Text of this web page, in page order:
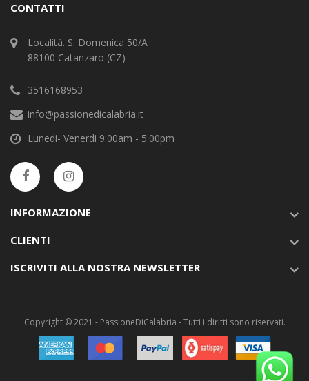
CONTATTI
Località. S. Domenica 50/A
88100 Catanzaro (CZ)
3516168953
info@passionedicalabria.it
Lunedi- Venerdi 9:00am - 5:00pm
INFORMAZIONE
CLIENTI
ISCRIVITI ALLA NOSTRA NEWSLETTER
Copyright © 2021 - PassioneDiCalabria - Tutti i diritti sono riservati.